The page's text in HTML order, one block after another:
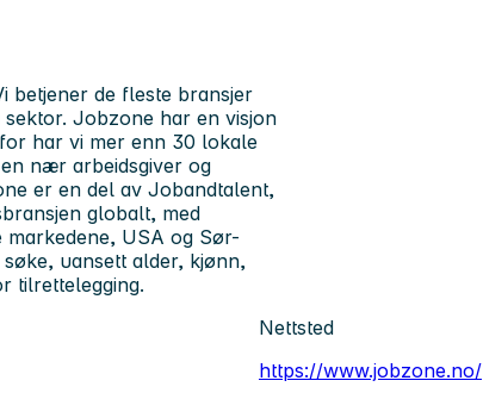
betjener de fleste bransjer
Jobzone har en visjon
har vi mer enn 30 lokale
nær arbeidsgiver og
er en del av Jobandtalent,
globalt, med
USA og Sør-
uansett alder, kjønn,
tilrettelegging.
Nettsted
https://www.jobzone.no/